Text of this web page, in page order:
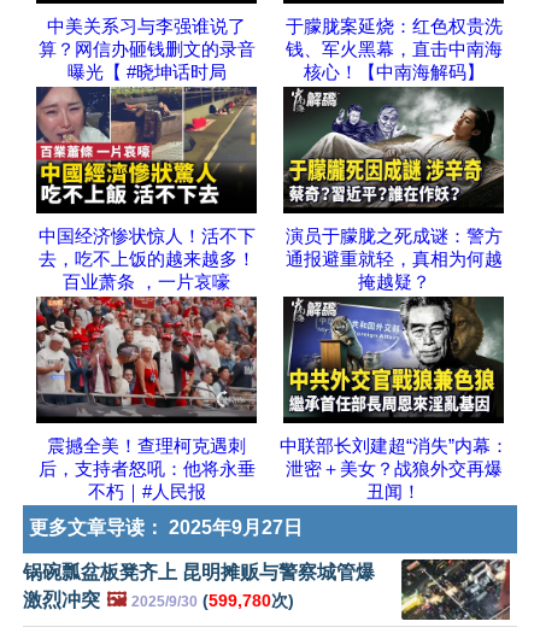
中美关系习与李强谁说了
算？网信办砸钱删文的录音
曝光【 #晓坤话时局
于朦胧案延烧：红色权贵洗
钱、军火黑幕，直击中南海
核心！【中南海解码】
中国经济惨状惊人！活不下
去，吃不上饭的越来越多！
百业萧条 ，一片哀嚎
演员于朦胧之死成谜：警方
通报避重就轻，真相为何越
掩越疑？
震撼全美！查理柯克遇刺
后，支持者怒吼：他将永垂
不朽｜#人民报
中联部长刘建超“消失”内幕：
泄密＋美女？战狼外交再爆
丑闻！
更多文章导读： 2025年9月27日
锅碗瓢盆板凳齐上 昆明摊贩与警察城管爆
激烈冲突 🖼️ 2025/9/30 (599,780次)